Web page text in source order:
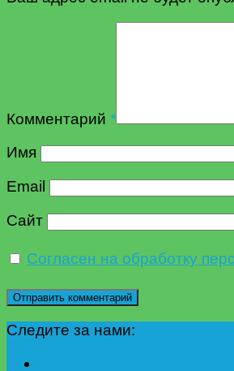
Комментарий *
Имя
Email
Сайт
Согласен на обработку
Следите за нами: